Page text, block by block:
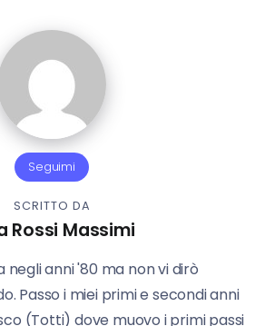
Seguimi
SCRITTO DA
Rossi Massimi
negli anni '80 ma non vi dirò
Passo i miei primi e secondi anni
(Totti) dove muovo i primi passi